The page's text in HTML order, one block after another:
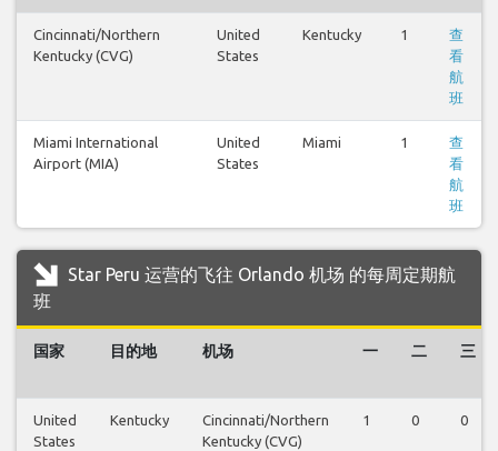
Cincinnati/Northern
Kentucky (CVG)
United
States
Kentucky 1
查
看
航
班
Miami International
Airport (MIA)
United
States
Miami 1
查
看
航
班
Star Peru 运营的飞往 Orlando 机场 的每周定期航
班
国家 目的地 机场 一 二 三
United
States
Kentucky
Cincinnati/Northern
Kentucky (CVG)
1 0 0